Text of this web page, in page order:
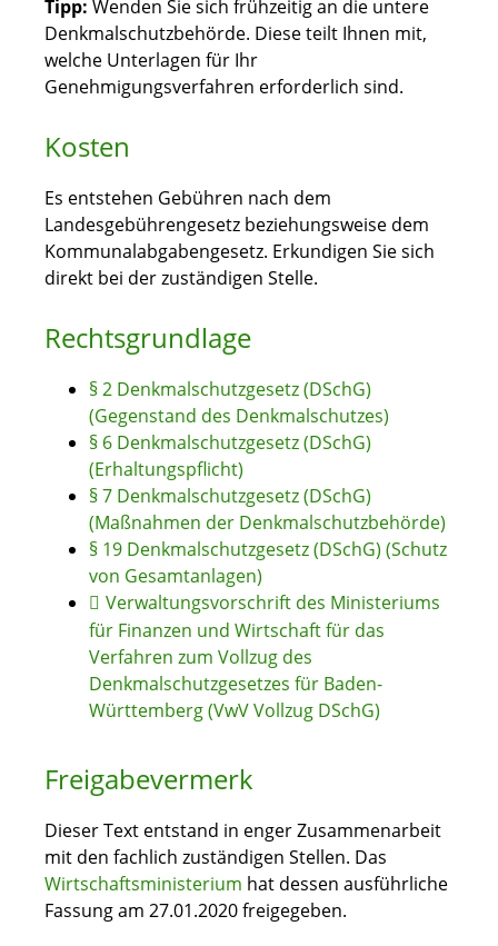
Tipp: Wenden Sie sich frühzeitig an die untere
Denkmalschutzbehörde. Diese teilt Ihnen mit,
welche Unterlagen für Ihr
Genehmigungsverfahren erforderlich sind.
Kosten
Es entstehen Gebühren nach dem
Landesgebührengesetz beziehungsweise dem
Kommunalabgabengesetz. Erkundigen Sie sich
direkt bei der zuständigen Stelle.
Rechtsgrundlage
§ 2 Denkmalschutzgesetz (DSchG)
(Gegenstand des Denkmalschutzes)
§ 6 Denkmalschutzgesetz (DSchG)
(Erhaltungspflicht)
§ 7 Denkmalschutzgesetz (DSchG)
(Maßnahmen der Denkmalschutzbehörde)
§ 19 Denkmalschutzgesetz (DSchG) (Schutz
von Gesamtanlagen)
Verwaltungsvorschrift des Ministeriums
für Finanzen und Wirtschaft für das
Verfahren zum Vollzug des
Denkmalschutzgesetzes für Baden-
Württemberg (VwV Vollzug DSchG)
Freigabevermerk
Dieser Text entstand in enger Zusammenarbeit
mit den fachlich zuständigen Stellen. Das
Wirtschaftsministerium hat dessen ausführliche
Fassung am 27.01.2020 freigegeben.